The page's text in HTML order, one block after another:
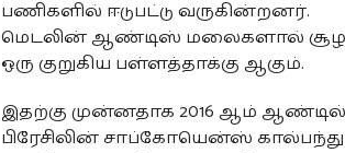
பணிகளில் ஈடுபட்டு வருகின்றனர்.
மெடலின் ஆண்டிஸ் மலைகளால்
ஒரு குறுகிய பள்ளத்தாக்கு ஆகும்.
இதற்கு முன்னதாக 2016 ஆம்
பிரேசிலின் சாப்கோயென்ஸ் கால்பந்து